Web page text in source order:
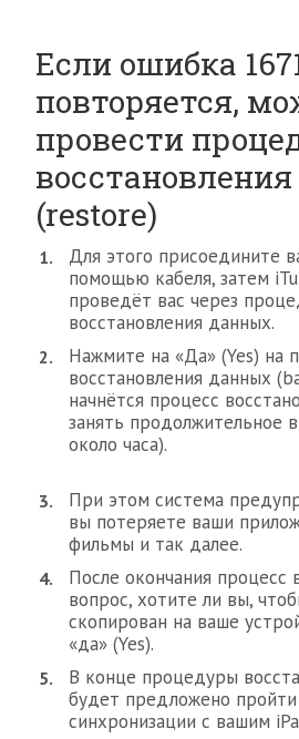
Если ошибка
повторяется,
провести
(restore)
Для этого присоедините
помощью кабеля, затем
проведёт вас через
восстановления данных.
Нажмите на «Да» (Yes) на
восстановления данных
начнётся процесс
занять продолжительное
около часа).
При этом система
вы потеряете ваши
фильмы и так далее.
После окончания процесс
вопрос, хотите ли вы,
скопирован на ваше
«да» (Yes).
В конце процедуры
будет предложено
синхронизации с вашим